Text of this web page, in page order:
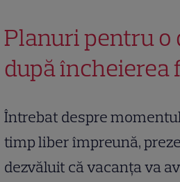
Planuri pentru o
după
Întrebat despre
timp liber împreună,
dezvăluit că vacanța va